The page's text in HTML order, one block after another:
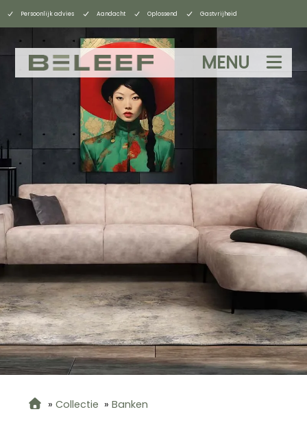
Persoonlijk advies Aandacht Oplossend Gastvrijheid
MENU
» Collectie » Banken